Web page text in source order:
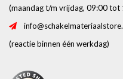
(maandag t/m vrijdag, 09:00
(reactie binnen één werkdag)